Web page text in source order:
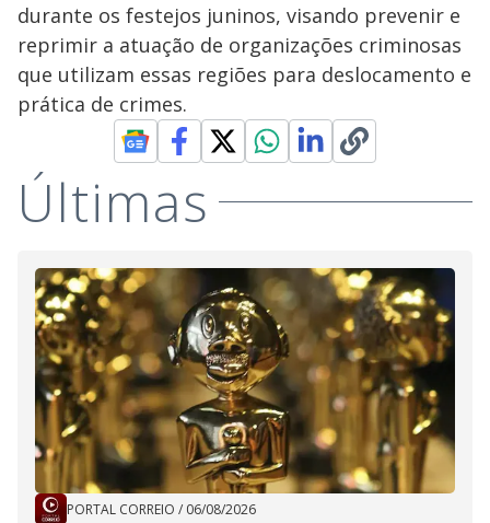
durante os festejos juninos, visando prevenir e
reprimir a atuação de organizações criminosas
que utilizam essas regiões para deslocamento e
prática de crimes.
Últimas
PORTAL CORREIO / 06/08/2026